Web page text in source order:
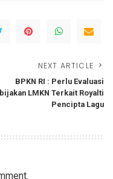
NEXT ARTICLE
BPKN RI : Perlu Evaluasi
LMKN Terkait Royalti
Pencipta Lagu